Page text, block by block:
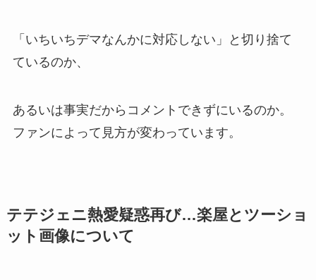
「いちいちデマなんかに対応しない」と切り捨て
ているのか、
あるいは事実だからコメントできずにいるのか。
ファンによって見方が変わっています。
テテジェニ熱愛疑惑再び…楽屋とツーショ
ット画像について